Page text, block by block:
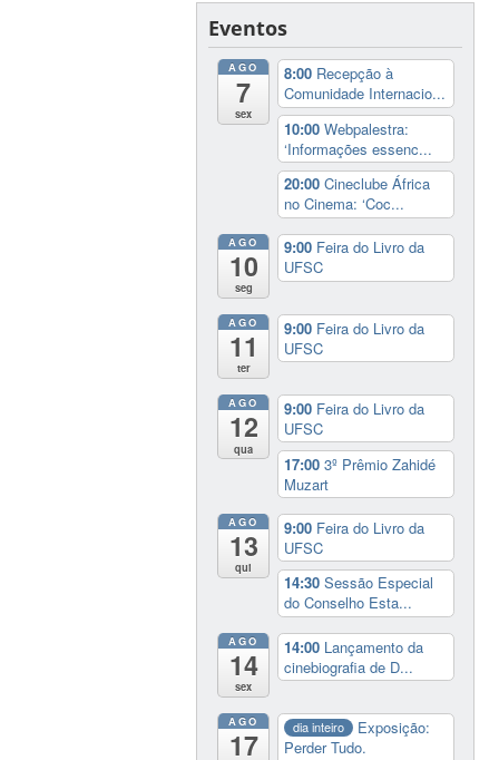
Eventos
AGO
7
sex
8:00 Recepção à
Comunidade Internacio...
10:00Webpalestra:
‘Informações essenc...
20:00Cineclube África
no Cinema: ‘Coc...
AGO
10
seg
9:00 Feira do Livro da
UFSC
AGO
11
ter
9:00 Feira do Livro da
UFSC
AGO
12
qua
9:00 Feira do Livro da
UFSC
17:003º Prêmio Zahidé
Muzart
AGO
13
qui
9:00 Feira do Livro da
UFSC
14:30Sessão Especial
do Conselho Esta...
AGO
14
sex
14:00 Lançamento da
cinebiografia de D...
AGO
17
dia inteiro
Exposição:
Perder Tudo.